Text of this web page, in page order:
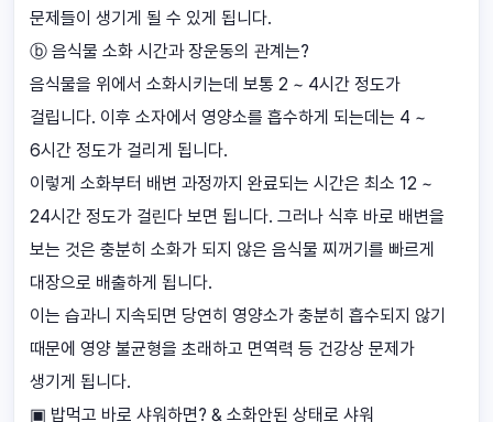
문제들이 생기게 될 수 있게 됩니다.
ⓑ 음식물 소화 시간과 장운동의 관계는?
음식물을 위에서 소화시키는데 보통 2 ~ 4시간 정도가
걸립니다. 이후 소자에서 영양소를 흡수하게 되는데는 4 ~
6시간 정도가 걸리게 됩니다.
이렇게 소화부터 배변 과정까지 완료되는 시간은 최소 12 ~
24시간 정도가 걸린다 보면 됩니다. 그러나 식후 바로 배변을
보는 것은 충분히 소화가 되지 않은 음식물 찌꺼기를 빠르게
대장으로 배출하게 됩니다.
이는 습과니 지속되면 당연히 영양소가 충분히 흡수되지 않기
때문에 영양 불균형을 초래하고 면역력 등 건강상 문제가
생기게 됩니다.
▣ 밥먹고 바로 샤워하면? & 소화안된 상태로 샤워